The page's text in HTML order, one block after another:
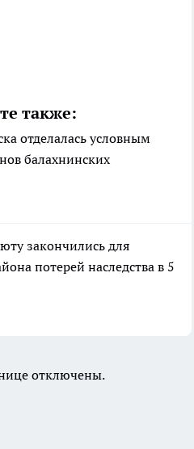
также:
отделалась условным
балахнинских
закончились для
потерей наследства в 5
отключены.